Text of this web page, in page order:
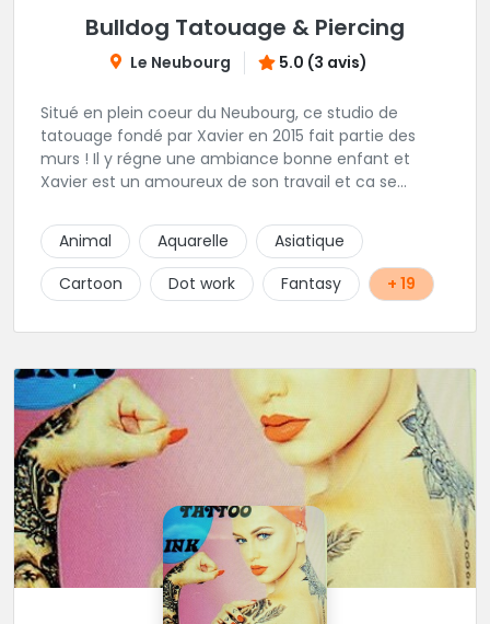
Bulldog Tatouage & Piercing
Le Neubourg 5.0 (3 avis)
Situé en plein coeur du Neubourg, ce studio de
tatouage fondé par Xavier en 2015 fait partie des
murs ! Il y régne une ambiance bonne enfant et
Xavier est un amoureux de son travail et ca se
Animal
Aquarelle
Asiatique
Cartoon
Dot work Fantasy + 19